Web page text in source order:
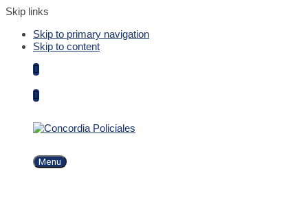
Skip links
Skip to primary navigation
Skip to content
Menu